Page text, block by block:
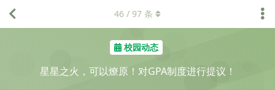
校园动态
星星之火，可以燎原！对GPA制度进行提议！
46 / 97 条